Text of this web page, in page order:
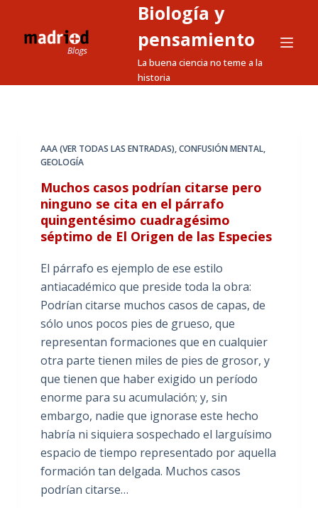
a
Biología y
pensamiento
La buena ciencia no teme a la
historia
AAA (VER TODAS LAS ENTRADAS),CONFUSIÓN MENTAL,
GEOLOGÍA
Muchos casos podrían citarse pero
ninguno se cita en el párrafo
quingentésimo cuadragésimo
séptimo de El Origen de las Especies
El párrafo es ejemplo de ese estilo
antiacadémico que preside toda la obra:
Podrían citarse muchos casos de capas, de
sólo unos pocos pies de grueso, que
representan formaciones que en cualquier
otra parte tienen miles de pies de grosor, y
que tienen que haber exigido un período
enorme para su acumulación; y, sin
embargo, nadie que ignorase este hecho
habría ni siquiera sospechado el larguísimo
espacio de tiempo representado por aquella
formación tan delgada. Muchos casos
podrían citarse…